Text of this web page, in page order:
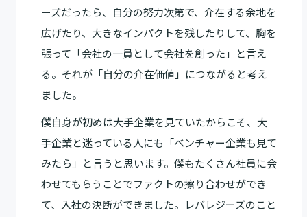
ーズだったら、自分の努力次第で、介在する余地を
広げたり、大きなインパクトを残したりして、胸を
張って「会社の一員として会社を創った」と言え
る。それが「自分の介在価値」につながると考え
ました。
僕自身が初めは大手企業を見ていたからこそ、大
手企業と迷っている人にも「ベンチャー企業も見て
みたら」と言うと思います。僕もたくさん社員に会
わせてもらうことでファクトの擦り合わせができ
て、入社の決断ができました。レバレジーズのこと